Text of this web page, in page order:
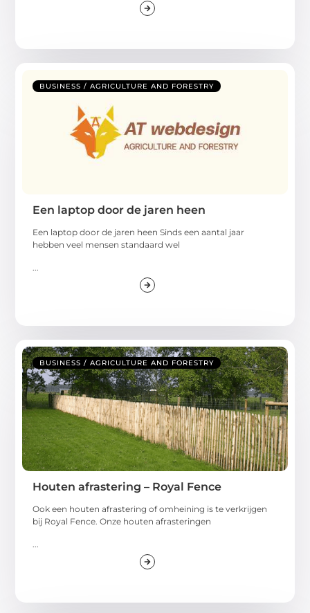
BUSINESS / AGRICULTURE AND FORESTRY
Een laptop door de jaren heen
Een laptop door de jaren heen Sinds een aantal jaar
hebben veel mensen standaard wel
BUSINESS / AGRICULTURE AND FORESTRY
Houten afrastering – Royal Fence
Ook een houten afrastering of omheining is te verkrijgen
bij Royal Fence. Onze houten afrasteringen